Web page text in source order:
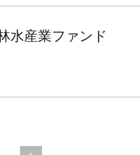
水産業ファンド